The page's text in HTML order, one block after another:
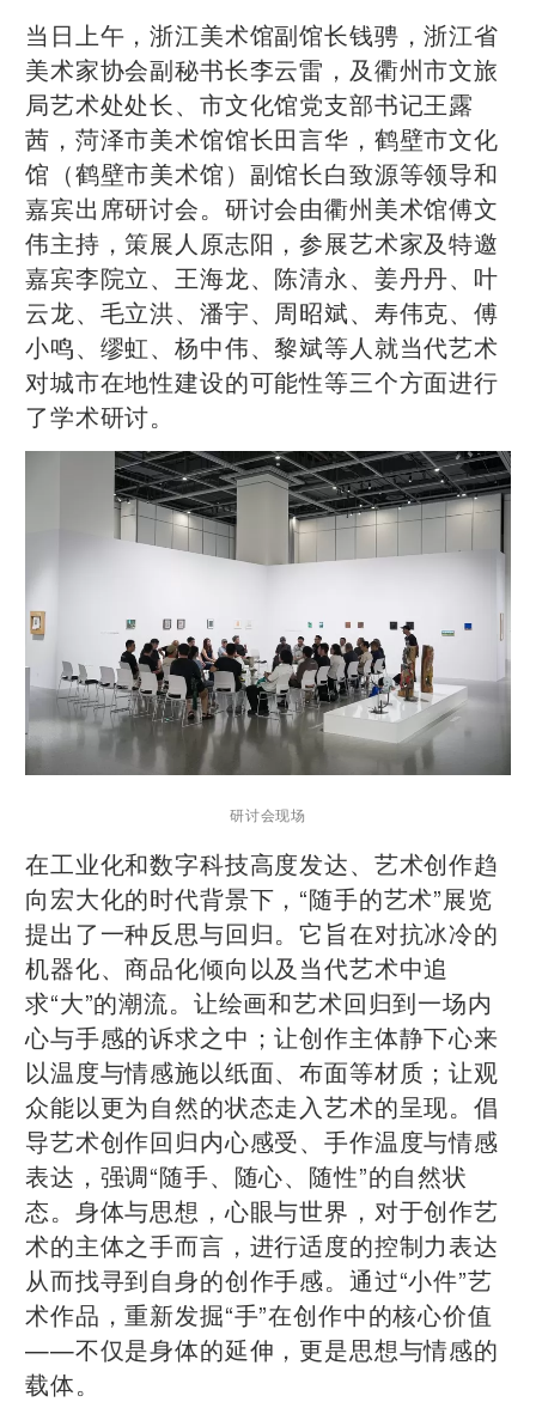
当日上午，浙江美术馆副馆长钱骋，浙江省
美术家协会副秘书长李云雷，及衢州市文旅
局艺术处处长、市文化馆党支部书记王露
茜，菏泽市美术馆馆长田言华，鹤壁市文化
馆（鹤壁市美术馆）副馆长白致源等领导和
嘉宾出席研讨会。研讨会由衢州美术馆傅文
伟主持，策展人原志阳，参展艺术家及特邀
嘉宾李院立、王海龙、陈清永、‌姜丹丹、叶
云龙、毛立洪、潘宇、周昭斌、寿伟克、傅
小鸣、缪虹、杨中伟、黎斌等人就当代艺术
对城市在地性建设的可能性等三个方面进行
了学术研讨。
研讨会现场
在工业化和数字科技高度发达、艺术创作趋
向宏大化的时代背景下，“随手的艺术”展览
提出了一种反思与回归。它旨在对抗冰冷的
机器化、商品化倾向以及当代艺术中追
求“大”的潮流。让绘画和艺术回归到一场内
心与手感的诉求之中；让创作主体静下心来
以温度与情感施以纸面、布面等材质；让观
众能以更为自然的状态走入艺术的呈现。倡
导艺术创作回归内心感受、手作温度与情感
表达，强调“随手、随心、随性”的自然状
态。身体与思想，心眼与世界，对于创作艺
术的主体之手而言，进行适度的控制力表达
从而找寻到自身的创作手感。通过“小件”艺
术作品，重新发掘“手”在创作中的核心价值
——不仅是身体的延伸，更是思想与情感的
载体。